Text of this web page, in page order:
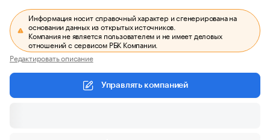
Информация носит справочный характер и сгенерирована на
основании данных из открытых источников.
Компания не является пользователем и не имеет деловых
отношений с сервисом РБК Компании.
Редактировать описание
Управлять компанией